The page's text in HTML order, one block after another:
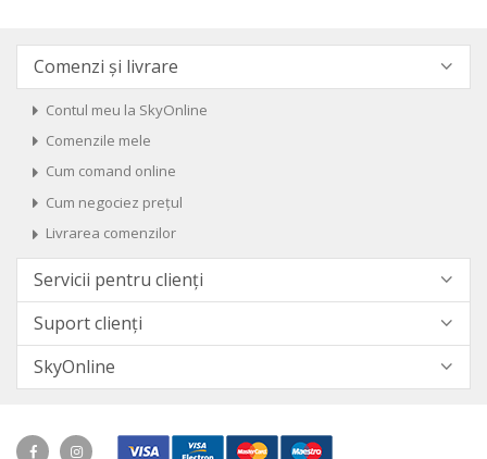
Comenzi și livrare
Contul meu la SkyOnline
Comenzile mele
Cum comand online
Cum negociez prețul
Livrarea comenzilor
Servicii pentru clienți
Suport clienți
SkyOnline